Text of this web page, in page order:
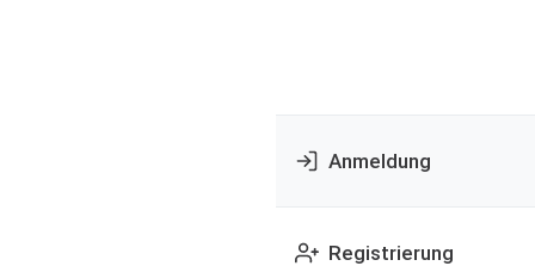
Anmeldung
Registrierung